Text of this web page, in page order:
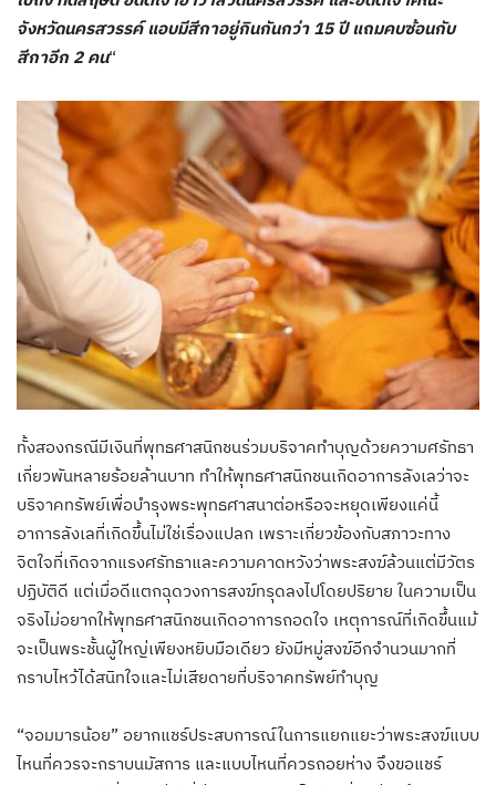
จังหวัดนครสวรรค์ แอบมีสีกาอยู่กินกันกว่า 15 ปี แถมคบซ้อนกับ
สีกาอีก 2 คน“
ทั้งสองกรณีมีเงินที่พุทธศาสนิกชนร่วมบริจาคทำบุญด้วยความศรัทธา
เกี่ยวพันหลายร้อยล้านบาท ทำให้พุทธศาสนิกชนเกิดอาการลังเลว่าจะ
บริจาคทรัพย์เพื่อบำรุงพระพุทธศาสนาต่อหรือจะหยุดเพียงแค่นี้
อาการลังเลที่เกิดขึ้นไม่ใช่เรื่องแปลก เพราะเกี่ยวข้องกับสภาวะทาง
จิตใจที่เกิดจากแรงศรัทธาและความคาดหวังว่าพระสงฆ์ล้วนแต่มีวัตร
ปฏิบัติดี แต่เมื่อดีแตกฉุดวงการสงฆ์ทรุดลงไปโดยปริยาย ในความเป็น
จริงไม่อยากให้พุทธศาสนิกชนเกิดอาการถอดใจ เหตุการณ์ที่เกิดขึ้นแม้
จะเป็นพระชั้นผู้ใหญ่เพียงหยิบมือเดียว ยังมีหมู่สงฆ์อีกจำนวนมากที่
กราบไหว้ได้สนิทใจและไม่เสียดายที่บริจาคทรัพย์ทำบุญ
“จอมมารน้อย” อยากแชร์ประสบการณ์ในการแยกแยะว่าพระสงฆ์แบบ
ไหนที่ควรจะกราบนมัสการ และแบบไหนที่ควรถอยห่าง จึงขอแชร์